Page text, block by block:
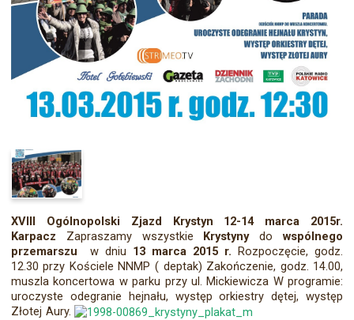
XVIII Ogólnopolski Zjazd Krystyn
12-14 marca 2015r.
Karpacz Zapraszamy wszystkie Krystynydowspólnego
przemarszu w dniu 13 marca 2015 r. Rozpoczęcie, godz.
12.30 przy Kościele NNMP ( deptak) Zakończenie, godz. 14.00,
muszla koncertowa w parku przy ul. Mickiewicza W programie:
uroczyste odegranie hejnału, występ orkiestry dętej, występ
Złotej Aury.